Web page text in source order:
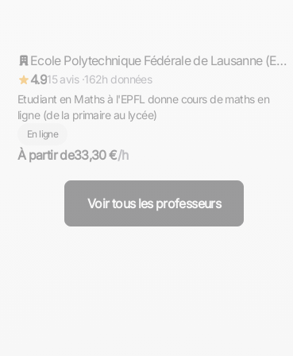
Répond rapidement
Ecole Polytechnique Fédérale de Lausanne (EPFL)
4.915 avis ·162h données
Etudiant en Maths à l'EPFL donne cours de maths en
ligne (de la primaire au lycée)
En ligne
À partir de33,30 €/h
Voir tous les professeurs